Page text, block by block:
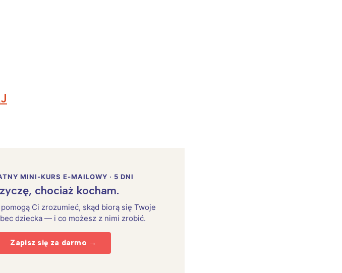
MINI-KURS E-MAILOWY · 5 DNI
chociaż kocham.
Ci zrozumieć, skąd biorą się Twoje
dziecka — i co możesz z nimi zrobić.
Zapisz się za darmo →